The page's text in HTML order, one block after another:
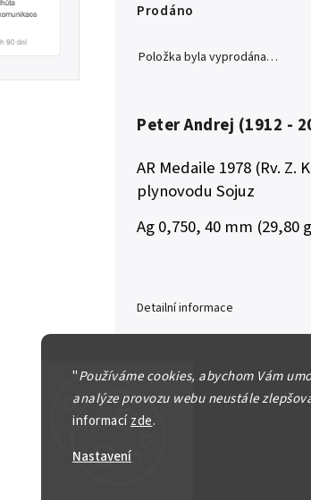
"Používáme cookies, abychom Vám
analýze provozu webu neustále
informacízde.
Nastavení
Prodáno
Položka byla vyprodána…
Peter Andrej (1912 -
AR Medaile 1978 (Rv.
plynovodu Sojuz
Ag 0,750,40 mm (29,80
Detailní informace
Zeptat se Hlídat